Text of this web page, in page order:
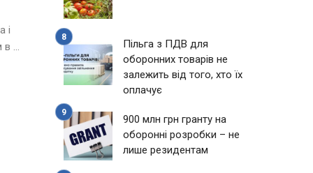
і
в ...
Пільга з ПДВ для
оборонних товарів не
залежить від того, хто їх
оплачує
900 млн грн гранту на
оборонні розробки – не
лише резидентам